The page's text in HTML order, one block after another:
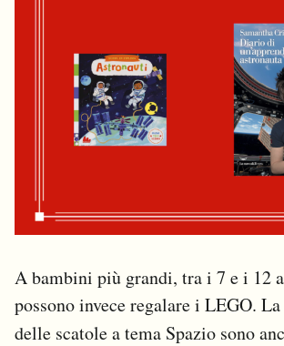
A bambini più grandi, tra i 7 e i 12
possono invece regalare i LEGO.
delle scatole a tema Spazio sono